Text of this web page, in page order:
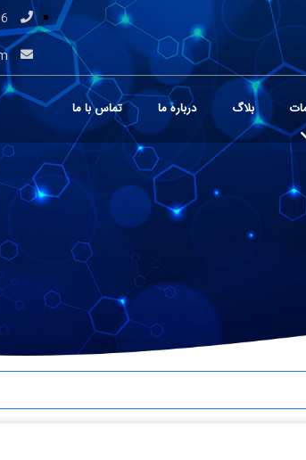
info@ariapool.com
بلاگ درباره ما تماس با ما